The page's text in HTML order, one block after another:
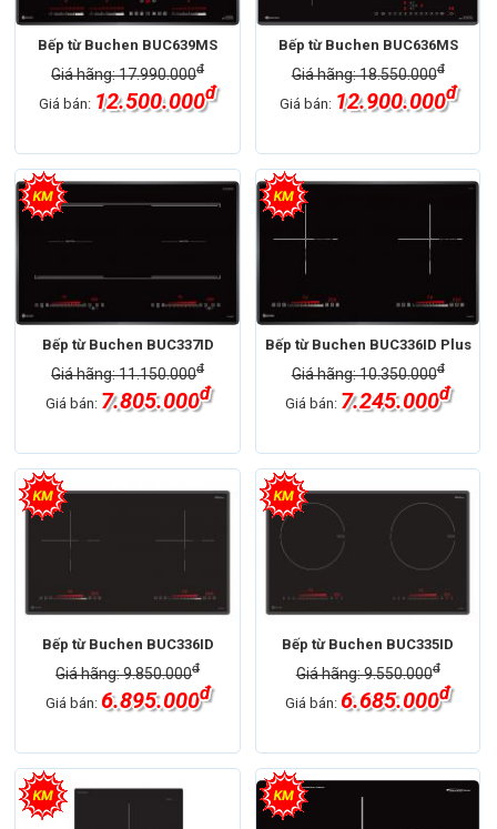
Bếp từ Buchen BUC639MS
Giá hãng: 17.990.000đ
Giá bán: 12.500.000đ
Bếp từ Buchen BUC636MS
Giá hãng: 18.550.000đ
Giá bán: 12.900.000đ
Bếp từ Buchen BUC337ID
Giá hãng: 11.150.000đ
Giá bán: 7.805.000đ
Bếp từ Buchen BUC336ID Plus
Giá hãng: 10.350.000đ
Giá bán: 7.245.000đ
Bếp từ Buchen BUC336ID
Giá hãng: 9.850.000đ
Giá bán: 6.895.000đ
Bếp từ Buchen BUC335ID
Giá hãng: 9.550.000đ
Giá bán:6.685.000đ